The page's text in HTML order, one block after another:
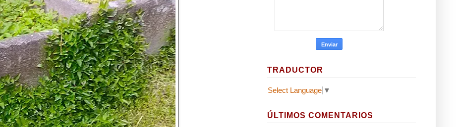
TRADUCTOR
Select Language ▼
ÚLTIMOS COMENTARIOS